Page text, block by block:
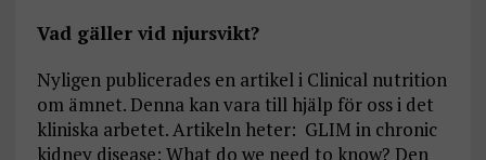
Vad gäller vid njursvikt?
Nyligen publicerades en artikel i Clinical nutrition
om ämnet. Denna kan vara till hjälp för oss i det
kliniska arbetet. Artikeln heter: GLIM in chronic
kidney disease: What do we need to know? Den